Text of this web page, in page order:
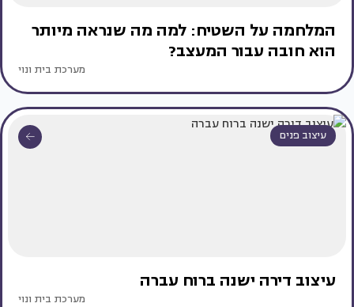
המלחמה על השטיח: למה מה שנראה מיותר
הוא חובה עבור המעצב?
מערכת בית ונוי
עיצוב פנים
עיצוב דירה ישנה ברוח עברה
מערכת בית ונוי